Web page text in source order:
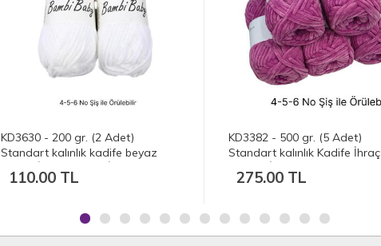
KD3630 - 200 gr. (2 Adet)
Standart kalınlık kadife beyaz
110.00 TL
KD3382 - 500 gr. (5 Adet)
Standart kalınlık Kadife İhraç
275.00 TL